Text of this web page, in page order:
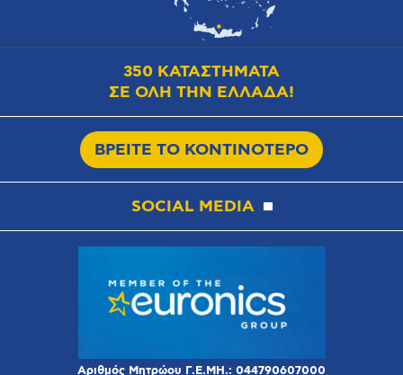
350 ΚΑΤΑΣΤΗΜΑΤΑ
ΣΕ ΟΛΗ ΤΗΝ ΕΛΛΑΔΑ!
ΒΡΕΙΤΕ ΤΟ ΚΟΝΤΙΝΟΤΕΡΟ
SOCIAL MEDIA